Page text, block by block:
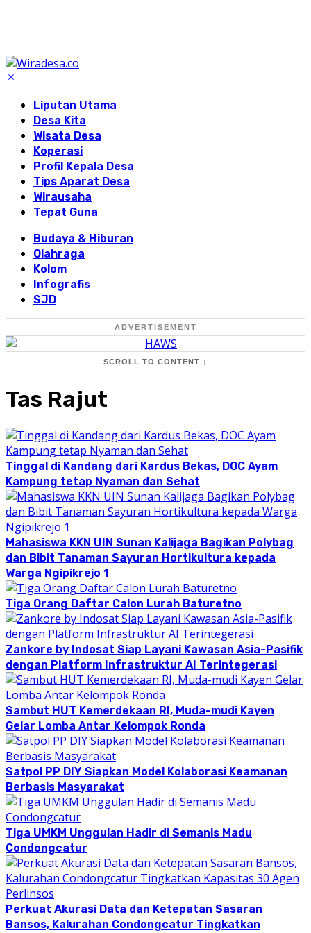
Liputan Utama
Desa Kita
Wisata Desa
Koperasi
Profil Kepala Desa
Tips Aparat Desa
Wirausaha
Tepat Guna
Budaya & Hiburan
Olahraga
Kolom
Infografis
SJD
ADVERTISEMENT
SCROLL TO CONTENT ↓
Tas Rajut
Tinggal di Kandang dari Kardus Bekas, DOC Ayam
Kampung tetap Nyaman dan Sehat
Mahasiswa KKN UIN Sunan Kalijaga Bagikan Polybag
dan Bibit Tanaman Sayuran Hortikultura kepada
Warga Ngipikrejo 1
Tiga Orang Daftar Calon Lurah Baturetno
Zankore by Indosat Siap Layani Kawasan Asia-Pasifik
dengan Platform Infrastruktur AI Terintegerasi
Sambut HUT Kemerdekaan RI, Muda-mudi Kayen
Gelar Lomba Antar Kelompok Ronda
Satpol PP DIY Siapkan Model Kolaborasi Keamanan
Berbasis Masyarakat
Tiga UMKM Unggulan Hadir di Semanis Madu
Condongcatur
Perkuat Akurasi Data dan Ketepatan Sasaran
Bansos, Kalurahan Condongcatur Tingkatkan